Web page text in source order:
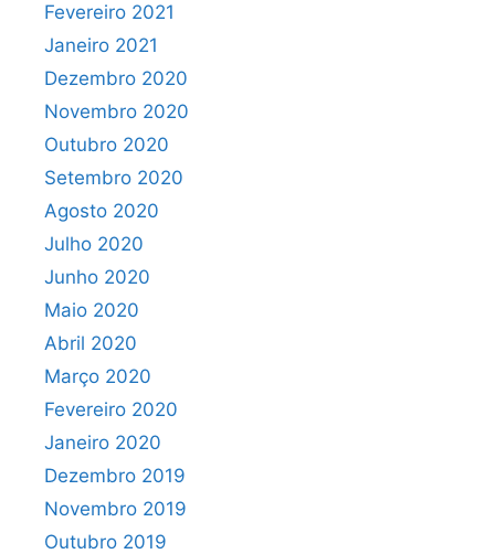
Fevereiro 2021
Janeiro 2021
Dezembro 2020
Novembro 2020
Outubro 2020
Setembro 2020
Agosto 2020
Julho 2020
Junho 2020
Maio 2020
Abril 2020
Março 2020
Fevereiro 2020
Janeiro 2020
Dezembro 2019
Novembro 2019
Outubro 2019